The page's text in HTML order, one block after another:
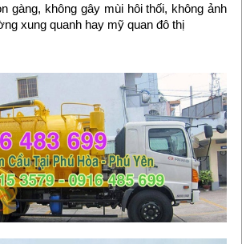
gàng, không gây mùi hôi thối, không ảnh
xung quanh hay mỹ quan đô thị